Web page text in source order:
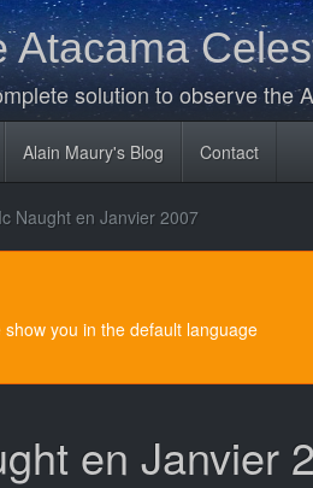
Atacama
solution to observe the
Alain Maury's Blog Contact
Naught en Janvier 2007
you in the default language
en Janvier